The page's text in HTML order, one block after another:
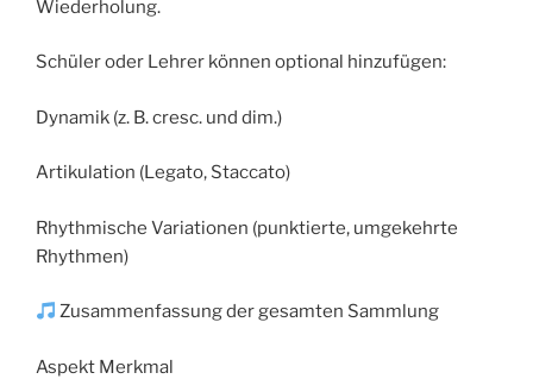
Wiederholung.
Schüler oder Lehrer können optional hinzufügen:
Dynamik (z. B. cresc. und dim.)
Artikulation (Legato, Staccato)
Rhythmische Variationen (punktierte, umgekehrte
Rhythmen)
Zusammenfassung der gesamten Sammlung
Aspekt Merkmal